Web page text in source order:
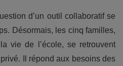
d’un outil collaboratif se
Désormais, les cinq familles,
vie de l’école, se retrouvent
Il répond aux besoins des